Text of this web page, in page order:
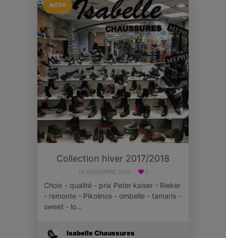
ACTU
Collection hiver 2017/2018
14 NOVEMBRE 2017 1
Choix - qualité - prix Peter kaiser - Rieker
- remonte - Pikolinos - ombelle - tamaris -
sweet - lo…
Isabelle Chaussures